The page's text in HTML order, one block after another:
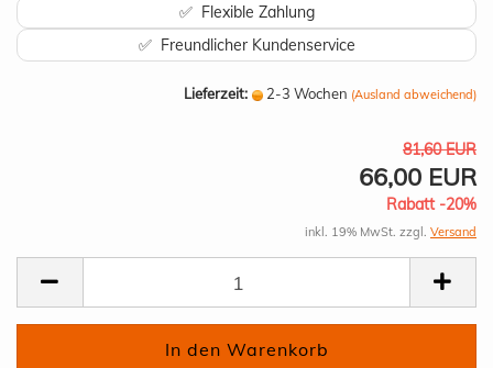
✅ Flexible Zahlung
✅ Freundlicher Kundenservice
Lieferzeit: 2-3 Wochen (Ausland abweichend)
81,60 EUR
66,00 EUR
Rabatt -20%
inkl. 19% MwSt. zzgl. Versand